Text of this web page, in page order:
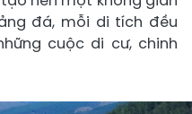
đá, mỗi di tích đều
cuộc di cư, chinh